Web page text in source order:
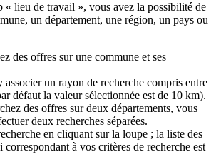
« lieu de travail », vous avez la possibilité de
un département, une région, un pays ou
des offres sur une commune et ses
associer un rayon de recherche compris entre
défaut la valeur sélectionnée est de 10 km).
des offres sur deux départements, vous
deux recherches séparées.
en cliquant sur la loupe ; la liste des
à vos critères de recherche est